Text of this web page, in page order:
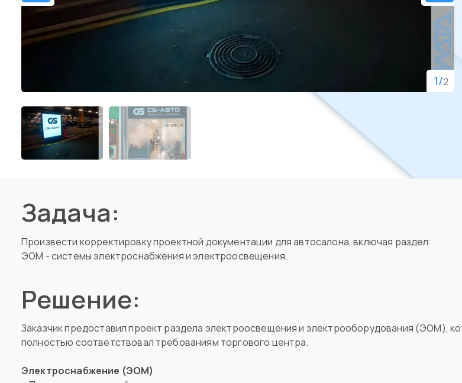
1/2
Задача:
Произвести корректировку проектной документации для автосалона, включая раздел:
ЭОМ - системы электроснабжения и электроосвещения.
Решение:
Заказчик предоставил проект раздела электроосвещения и электрооборудования (ЭОМ),
полностью соответствовал требованиям торгового центра.
Электроснабжение (ЭОМ)